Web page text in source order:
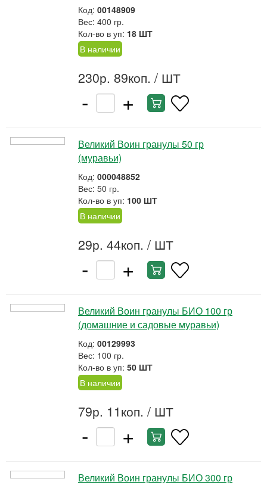
Код: 00148909
Вес: 400 гр.
Кол-во в уп: 18 ШТ
В наличии
230р. 89коп. / ШТ
- +
Великий Воин гранулы 50 гр
(муравьи)
Код: 000048852
Вес: 50 гр.
Кол-во в уп: 100 ШТ
В наличии
29р. 44коп. / ШТ
- +
Великий Воин гранулы БИО 100 гр
(домашние и садовые муравьи)
Код: 00129993
Вес: 100 гр.
Кол-во в уп: 50 ШТ
В наличии
79р. 11коп. / ШТ
- +
Великий Воин гранулы БИО 300 гр